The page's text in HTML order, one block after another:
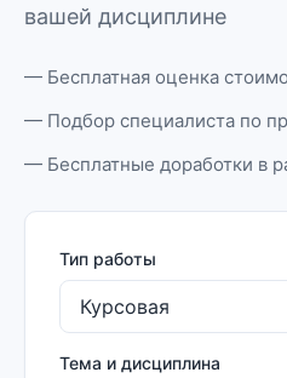
вашей дисциплине
— Бесплатная оценка
— Подбор специалиста по
— Бесплатные доработки в
Тип работы
Тема и дисциплина